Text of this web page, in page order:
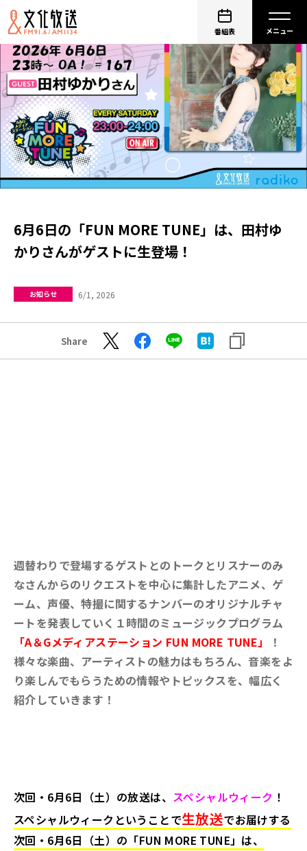
番組表
6月6日の「FUN MORE TUNE」は、田村ゆ
かりさんがゲストに生登場！
お知らせ 6/1, 2026
Share
週替わりで登場するゲストとのトークとリスナーのみ
なさんからのリクエストを中心に集計したアニメ、ゲ
ーム、声優、特撮に関するナンバーのオリジナルチャ
ートを発表していく１時間のミュージックプログラム
「A＆Gメディアステーション FUN MORE TUNE」
！
様々な楽曲、アーティストの魅力はもちろん、音楽をよ
り楽しんでもらうための情報やトピックスを、幅広く
紹介していきます！
次回・6月6日（土）の放送は、 スペシャルウィーク ！
スペシャルウィークということで生放送でお届けする
次回・6月6日（土）の「FUN MORE TUNE」は、